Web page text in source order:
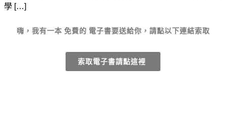
學 […]
嗨，我有一本 免費的 電子書要送給你，請點以下連結索取
索取電子書請點這裡